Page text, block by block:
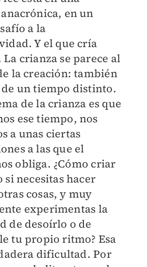
en un
a la
Y el que cría
crianza se parece al
la creación: también
un tiempo distinto.
de la crianza es que
ese tiempo, nos
a unas ciertas
a las que el
obliga. ¿Cómo criar
si necesitas hacer
cosas, y muy
experimentas la
de desoírlo o de
tu propio ritmo? Esa
dificultad. Por